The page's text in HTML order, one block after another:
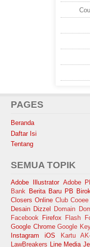
PAGES
Beranda
Daftar Isi
Tentang
SEMUA TOPIK
Adobe Illustrator Adobe
Bank Berita Baru PB
Closers Online Club Cooee
Desain Dizzel Domain
Facebook Firefox Flash
Google Chrome Google
Instagram
iOS Kartu
LawBreakers Line Media